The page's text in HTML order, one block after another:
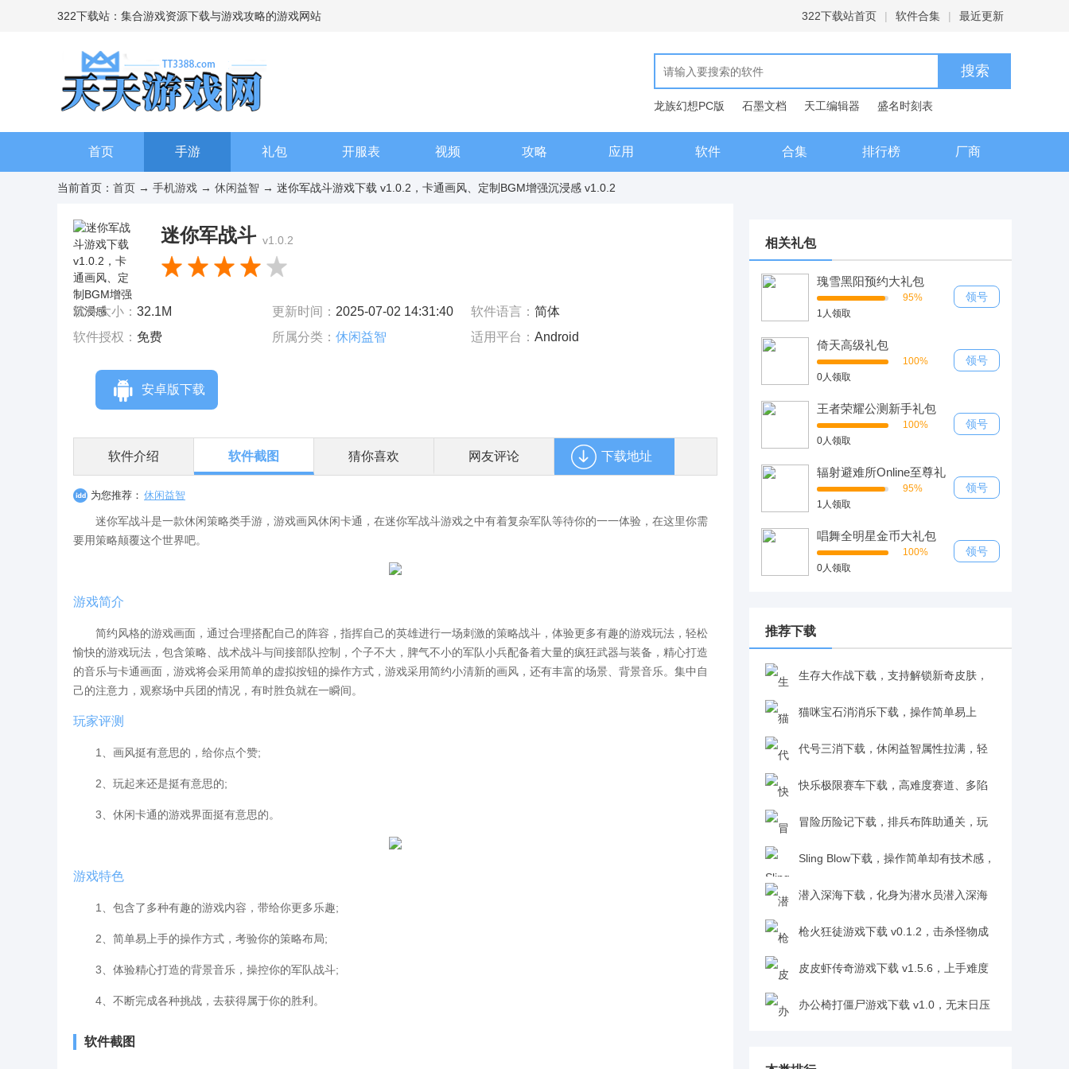
322下载站：集合游戏资源下载与游戏攻略的游戏网站 322下载站首页 | 软件合集 | 最近更新
龙族幻想PC版 石墨文档 天工编辑器
盛名时刻表
现代汉语词典
首页 手游 礼包 开服表 视频 攻略 应用 软件 合集 排行榜 厂商
当前首页： 首页 → 手机游戏 → 休闲益智 → 迷你军战斗游戏下载 v1.0.2，卡通画风、定制BGM增强沉浸感 v1.0.2
迷你军战斗 v1.0.2
软件大小： 32.1M 更新时间： 2025-07-02 14:31:40 软件语言： 简体
软件授权： 免费 所属分类： 休闲益智 适用平台： Android
安卓版下载
软件介绍 软件截图 猜你喜欢 网友评论 下载地址
为您推荐： 休闲益智
迷你军战斗是一款休闲策略类手游，游戏画风休闲卡通，在迷你军战斗游戏之中有着复杂军队等待你的一一体验，在这里你需
要用策略颠覆这个世界吧。
游戏简介
简约风格的游戏画面，通过合理搭配自己的阵容，指挥自己的英雄进行一场刺激的策略战斗，体验更多有趣的游戏玩法，轻松
愉快的游戏玩法，包含策略、战术战斗与间接部队控制，个子不大，脾气不小的军队小兵配备着大量的疯狂武器与装备，精心打造
的音乐与卡通画面，游戏将会采用简单的虚拟按钮的操作方式，游戏采用简约小清新的画风，还有丰富的场景、背景音乐。集中自
己的注意力，观察场中兵团的情况，有时胜负就在一瞬间。
玩家评测
1、画风挺有意思的，给你点个赞;
2、玩起来还是挺有意思的;
3、休闲卡通的游戏界面挺有意思的。
游戏特色
1、包含了多种有趣的游戏内容，带给你更多乐趣;
2、简单易上手的操作方式，考验你的策略布局;
3、体验精心打造的背景音乐，操控你的军队战斗;
4、不断完成各种挑战，去获得属于你的胜利。
软件截图
相关礼包
瑰雪黑阳预约大礼包
95%
1人领取
领号
倚天高级礼包
100%
0人领取
领号
王者荣耀公测新手礼包
100%
0人领取
领号
辐射避难所Online至尊礼
包
95%
1人领取
领号
唱舞全明星金币大礼包
100%
0人领取
领号
推荐下载
生存大作战下载，支持解锁新奇皮肤，
卡通吃鸡体验更有趣v1.0.1
猫咪宝石消消乐下载，操作简单易上
手，无氪金无广告，老少皆宜超良心1.0.0
代号三消下载，休闲益智属性拉满，轻
松体验战斗乐趣，萌系玩家必玩v0.53
快乐极限赛车下载，高难度赛道、多陷
阱，刺激挑战超上头v1.0
冒险历险记下载，排兵布阵助通关，玩
着有简单的快乐v1.0.0
Sling Blow下载，操作简单却有技术感，
老少皆宜超易上手v1.0.1
潜入深海下载，化身为潜水员潜入深海
探秘密，过程需谨慎避危险v1.0.0
枪火狂徒游戏下载 v0.1.2，击杀怪物成
长实力，探索数据世界终极秘密v0.1.2
皮皮虾传奇游戏下载 v1.5.6，上手难度
低，扮演养殖大户养神兽发家v1.5.6
办公椅打僵尸游戏下载 v1.0，无末日压